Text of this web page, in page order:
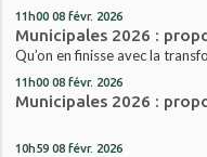
11h00 08 févr. 2026
Municipales 2026 :
Qu’on en finisse avec la
11h00 08 févr. 2026
Municipales 2026 :
10h59 08 févr. 2026